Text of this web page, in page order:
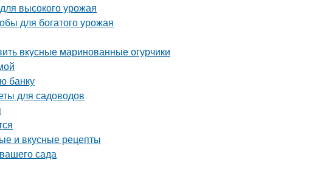
высокого урожая
для богатого урожая
вкусные маринованные огурчики
банку
для садоводов
и вкусные рецепты
сада